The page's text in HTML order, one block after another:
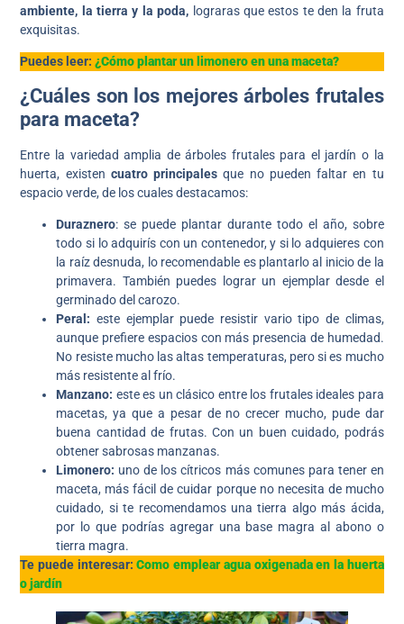
ambiente, la tierra y la poda, lograras que estos te den la fruta
exquisitas.
Puedes leer:¿Cómo plantar un limonero en una maceta?
¿Cuáles son los mejores árboles frutales
para maceta?
Entre la variedad amplia de árboles frutales para el jardín o la
huerta, existen cuatro principales que no pueden faltar en tu
espacio verde, de los cuales destacamos:
Duraznero: se puede plantar durante todo el año, sobre
todo si lo adquirís con un contenedor, y si lo adquieres con
la raíz desnuda, lo recomendable es plantarlo al inicio de la
primavera. También puedes lograr un ejemplar desde el
germinado del carozo.
Peral:este ejemplar puede resistir vario tipo de climas,
aunque prefiere espacios con más presencia de humedad.
No resiste mucho las altas temperaturas, pero si es mucho
más resistente al frío.
Manzano: este es un clásico entre los frutales ideales para
macetas, ya que a pesar de no crecer mucho, pude dar
buena cantidad de frutas. Con un buen cuidado, podrás
obtener sabrosas manzanas.
Limonero: uno de los cítricos más comunes para tener en
maceta, más fácil de cuidar porque no necesita de mucho
cuidado, si te recomendamos una tierra algo más ácida,
por lo que podrías agregar una base magra al abono o
tierra magra.
Te puede interesar:Como emplear agua oxigenada en la huerta
o jardín